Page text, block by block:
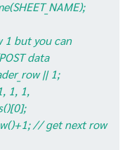
but you can
data
|| 1;
1, 1,
// get next row